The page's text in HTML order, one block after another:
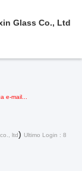
Glass Co., Ltd
e-mail...
ltd) Ultimo Login : 8